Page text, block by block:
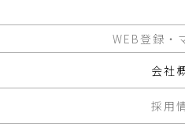
WEB登録・
会社
採用